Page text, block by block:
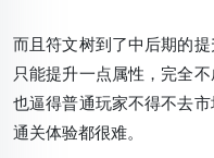
而且符文树到了中后期的
只能提升一点属性，完全
也逼得普通玩家不得不去
通关体验都很难。